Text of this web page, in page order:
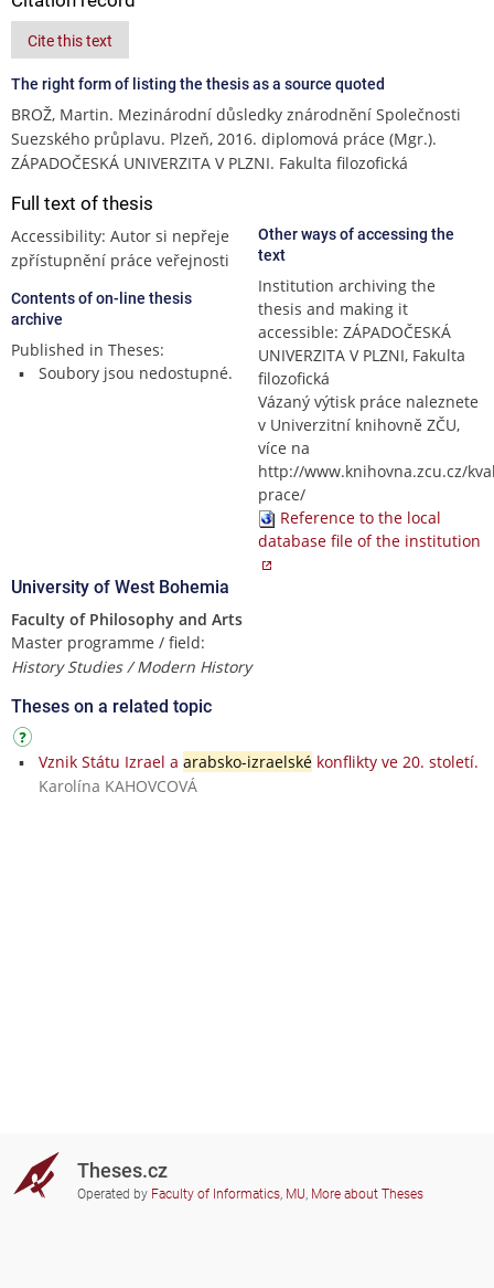
Cite this text
The right form of listing the thesis as a source quoted
BROŽ, Martin. Mezinárodní důsledky znárodnění Společnosti
Suezského průplavu. Plzeň, 2016. diplomová práce (Mgr.).
ZÁPADOČESKÁ UNIVERZITA V PLZNI. Fakulta filozofická
Full text of thesis
Accessibility: Autor si nepřeje
zpřístupnění práce veřejnosti
Contents of on-line thesis
archive
Published in Theses:
Soubory jsou nedostupné.
Other ways of accessing the
text
Institution archiving the
thesis and making it
accessible: ZÁPADOČESKÁ
UNIVERZITA V PLZNI, Fakulta
filozofická
Vázaný výtisk práce naleznete
v Univerzitní knihovně ZČU,
více na
http://www.knihovna.zcu.cz/
prace/
Reference to the local
database file of the institution
University of West Bohemia
Faculty of Philosophy and Arts
Master programme / field:
History Studies / Modern History
Theses on a related topic
Vznik Státu Izrael a arabsko-izraelskékonflikty ve 20. století.
Karolína KAHOVCOVÁ
Theses.cz
Operated by Faculty of Informatics, MU, More about Theses